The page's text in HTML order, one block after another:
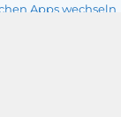
Apps wechseln